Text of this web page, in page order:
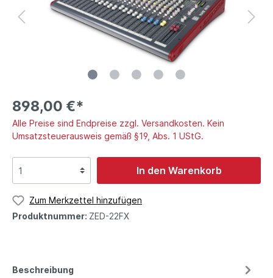
898,00 €*
Alle Preise sind Endpreise zzgl. Versandkosten. Kein
Umsatzsteuerausweis gemäß §19, Abs. 1 UStG.
In den Warenkorb
Zum Merkzettel hinzufügen
Produktnummer: ZED-22FX
Beschreibung